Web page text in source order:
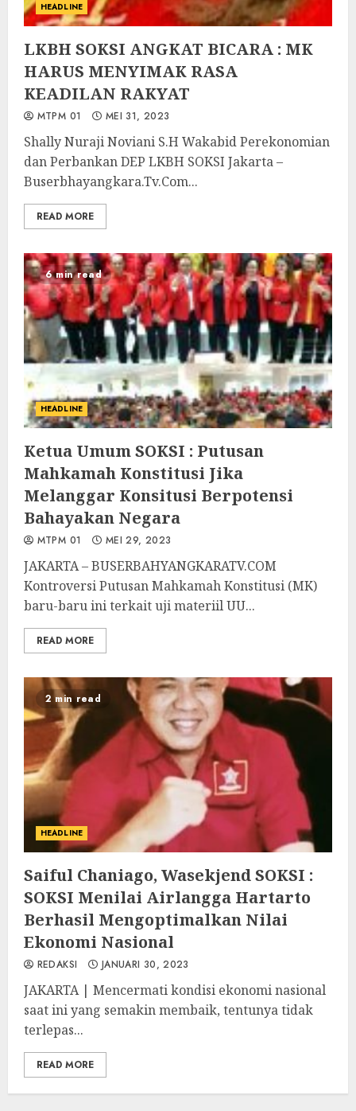
HEADLINE
LKBH SOKSI ANGKAT BICARA : MK
HARUS MENYIMAK RASA
KEADILAN RAKYAT
MTPM 01 MEI 31, 2023
Shally Nuraji Noviani S.H Wakabid Perekonomian
dan Perbankan DEP LKBH SOKSI Jakarta –
Buserbhayangkara.Tv.Com...
READ MORE
6 min read
HEADLINE
Ketua Umum SOKSI : Putusan
Mahkamah Konstitusi Jika
Melanggar Konsitusi Berpotensi
Bahayakan Negara
MTPM 01 MEI 29, 2023
JAKARTA – BUSERBAHYANGKARATV.COM
Kontroversi Putusan Mahkamah Konstitusi (MK)
baru-baru ini terkait uji materiil UU...
READ MORE
2 min read
HEADLINE
Saiful Chaniago, Wasekjend SOKSI :
SOKSI Menilai Airlangga Hartarto
Berhasil Mengoptimalkan Nilai
Ekonomi Nasional
REDAKSI JANUARI 30, 2023
JAKARTA | Mencermati kondisi ekonomi nasional
saat ini yang semakin membaik, tentunya tidak
terlepas...
READ MORE